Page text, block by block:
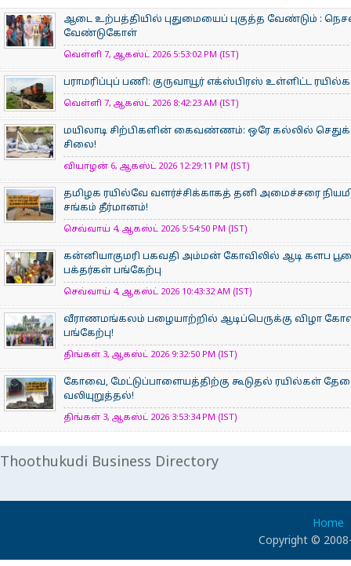
ஆடை உற்பத்தியில் புதுமையைப் புகுத்த வேண்டும் :
வேண்டுகோள்
வெள்ளி 7, ஆகஸ்ட் 2026 5:53:02 PM (IST)
பராமரிப்புப் பணி: குருவாயூர் எக்ஸ்பிரஸ் உள்ளிட்ட
வெள்ளி 7, ஆகஸ்ட் 2026 8:42:23 AM (IST)
மயிலாடி சிற்பிகளின் கைவண்ணம்: ஒரே கல்லில்
சிலை!
வியாழன் 6, ஆகஸ்ட் 2026 12:29:11 PM (IST)
தமிழக ரயில்வே வளர்ச்சிக்காகத் தனி அமைச்சரை
சங்கம் தீர்மானம்!
செவ்வாய் 4, ஆகஸ்ட் 2026 5:54:50 PM (IST)
கன்னியாகுமரி பகவதி அம்மன் கோவிலில் ஆடி களப
பக்தர்கள் பங்கேற்பு
செவ்வாய் 4, ஆகஸ்ட் 2026 10:43:32 AM (IST)
வீராணமங்கலம் பழையாற்றில் ஆடிப்பெருக்கு விழா
பங்கேற்பு!
திங்கள் 3, ஆகஸ்ட் 2026 9:32:50 PM (IST)
கோவை, மேட்டுப்பாளையத்திற்கு கூடுதல் ரயில்கள்
வலியுறுத்தல்!
திங்கள் 3, ஆகஸ்ட் 2026 3:53:34 PM (IST)
Thoothukudi Business Directory
Home
Copyright ©